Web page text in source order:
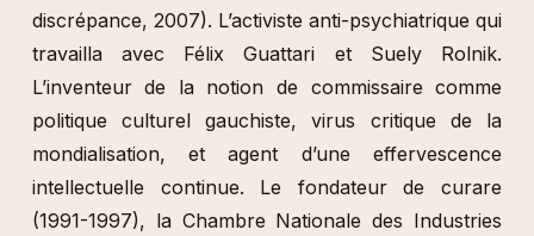
discrépance, 2007). L’activiste anti-psychiatrique qui
travailla avec Félix Guattari et Suely Rolnik.
L’inventeur de la notion de commissaire comme
politique culturel gauchiste, virus critique de la
mondialisation, et agent d’une effervescence
intellectuelle continue. Le fondateur de curare
(1991-1997), la Chambre Nationale des Industries